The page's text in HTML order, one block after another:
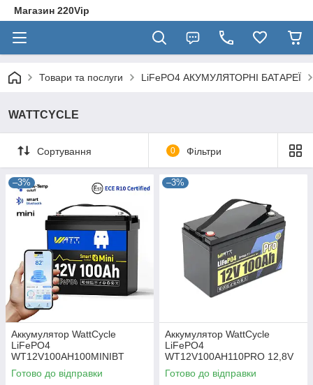
Магазин 220Vip
Товари та послуги LiFePO4 АКУМУЛЯТОРНІ БАТАРЕЇ
WATTCYCLE
Сортування 0 Фільтри
–3%
Аккумулятор WattCycle
LiFePO4
WT12V100AH100MINIBT
Bluetooth 12,8V 100Ah,
1,28kWh, BMS50A@4S,
Готово до відправки
–3%
Аккумулятор WattCycle
LiFePO4
WT12V100AH110PRO 12,8V
100Ah, 1,28kWh,
BMS110A@4S, батарея
Готово до відправки